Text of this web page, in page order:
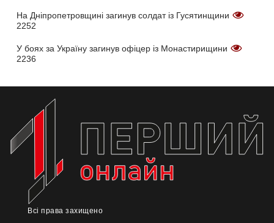
На Дніпропетровщині загинув солдат із Гусятинщини
2252
У боях за Україну загинув офіцер із Монастирищини
2236
Всі права захищено